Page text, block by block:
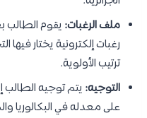
ملف الرغبات: يقوم الطالب
رغبات إلكترونية يختار
ترتيب الأولوية.
التوجيه: يتم توجيه الطالب
على معدله في البكالوريا